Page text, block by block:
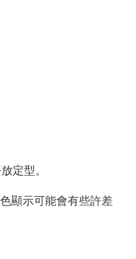
定型。
顯示可能會有些許差